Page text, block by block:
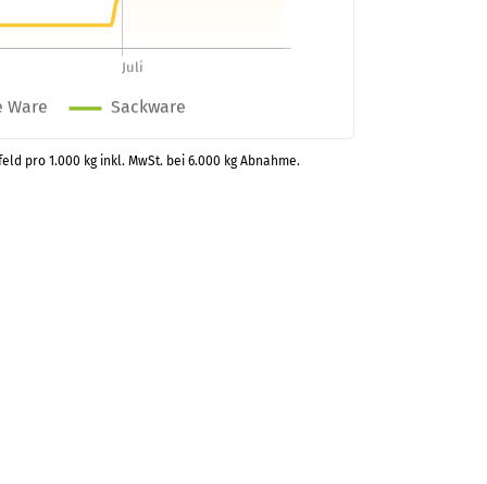
pro 1.000 kg inkl. MwSt. bei 6.000 kg Abnahme.